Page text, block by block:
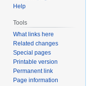
Help
Tools
What links here
Related changes
Special pages
Printable version
Permanent link
Page information